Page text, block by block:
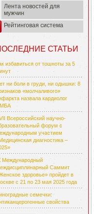
Лента новостей для
мужчин
Рейтинговая система
СТАТЬИ
избавиться от тошноты за 5
ни боли в груди, ни одышки: 8
«молчаливого»
назвала кардиолог
Всероссийский научно-
форум с
участием
диагностика –
Международный
Саммит
здоровье» пройдет в
с 21 по 23 мая 2025 года
семечки:
свойства